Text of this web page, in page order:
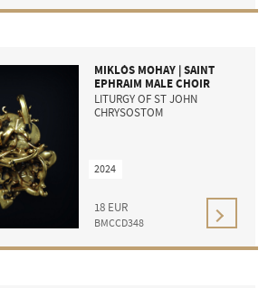
MIKLÓS MOHAY | SAINT
EPHRAIM MALE CHOIR
LITURGY OF ST JOHN
CHRYSOSTOM
18 EUR
BMCCD348
2024